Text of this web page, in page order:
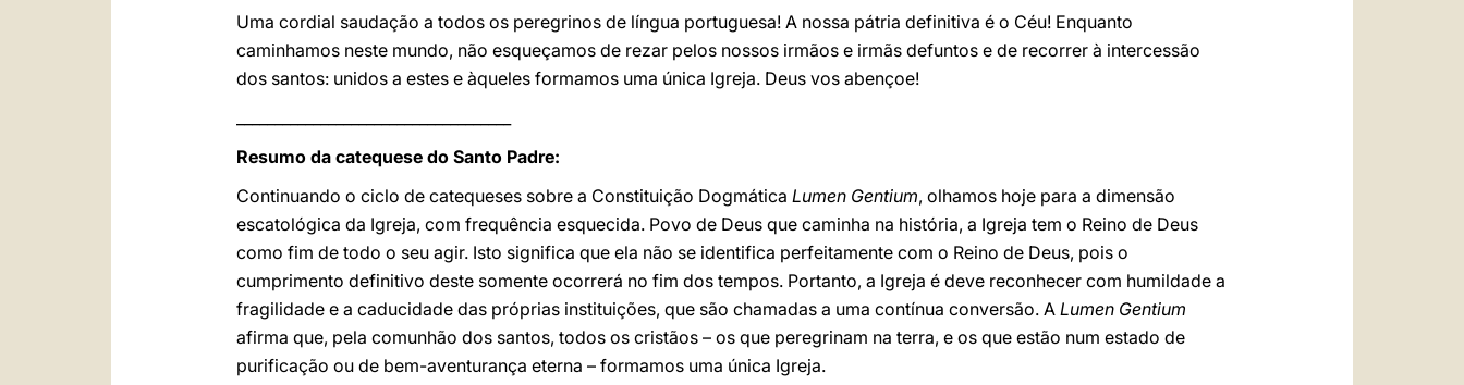
Uma cordial saudação a todos os peregrinos de língua portuguesa! A nossa pátria definitiva é o Céu! Enquanto
caminhamos neste mundo, não esqueçamos de rezar pelos nossos irmãos e irmãs defuntos e de recorrer à intercessão
dos santos: unidos a estes e àqueles formamos uma única Igreja. Deus vos abençoe!
Resumo da catequese do Santo Padre:
Continuando o ciclo de catequeses sobre a Constituição Dogmática Lumen Gentium, olhamos hoje para a dimensão
escatológica da Igreja, com frequência esquecida. Povo de Deus que caminha na história, a Igreja tem o Reino de Deus
como fim de todo o seu agir. Isto significa que ela não se identifica perfeitamente com o Reino de Deus, pois o
cumprimento definitivo deste somente ocorrerá no fim dos tempos. Portanto, a Igreja é deve reconhecer com humildade a
fragilidade e a caducidade das próprias instituições, que são chamadas a uma contínua conversão. A Lumen Gentium
afirma que, pela comunhão dos santos, todos os cristãos – os que peregrinam na terra, e os que estão num estado de
purificação ou de bem-aventurança eterna – formamos uma única Igreja.